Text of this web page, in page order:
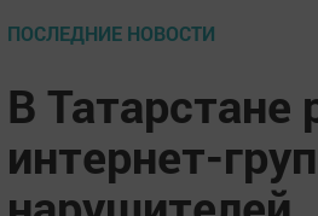
ПОСЛЕДНИЕ НОВОСТИ
В
интернет-